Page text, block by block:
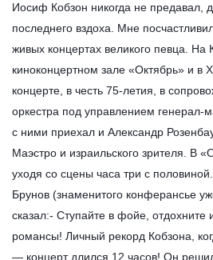
Иосиф Кобзон никогда не предавал,
последнего вздоха. Мне
живых концертах великого певца. На
киноконцертном зале «Октябрь» и
концерте, в честь 75-летия, в
оркестра под управлением генерал-
с ними приехал и Александр
Маэстро и израильского зрителя. В
уходя со сцены часа три с
Брунов (знаменитого конферансье
сказал:- Ступайте в фойе,
романсы! Личный рекорд Кобзона,
— концерт длился 12 часов! Он